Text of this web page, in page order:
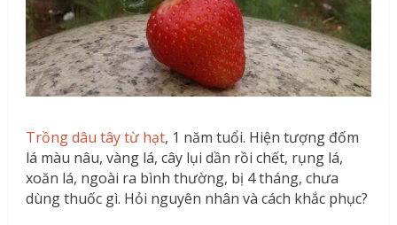
Trồng dâu tây từ hạt, 1 năm tuổi. Hiện tượng đốm
lá màu nâu, vàng lá, cây lụi dần rồi chết, rụng lá,
xoăn lá, ngoài ra bình thường, bị 4 tháng, chưa
dùng thuốc gì. Hỏi nguyên nhân và cách khắc phục?